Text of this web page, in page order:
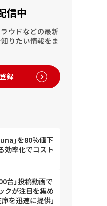
信中
ウドなどの最新
りたい情報をま
録
」を80％値下
率化でコスト
台」投稿動画で
クが注目を集め
を迅速に提供」